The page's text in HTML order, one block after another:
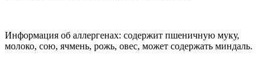
Информация об аллергенах: содержит пшеничную муку,
молоко, сою, ячмень, рожь, овес, может содержать миндаль.